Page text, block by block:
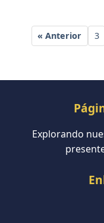
« Anterior 3
Explorando